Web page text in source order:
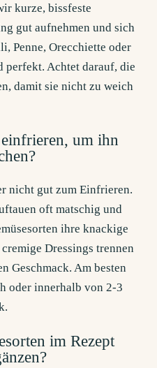
kurze, bissfeste
gut aufnehmen und sich
Penne, Orecchiette oder
perfekt. Achtet darauf, die
damit sie nicht zu weich
um ihn
nicht gut zum Einfrieren.
oft matschig und
ihre knackige
Dressings trennen
Geschmack. Am besten
oder innerhalb von 2-3
im Rezept